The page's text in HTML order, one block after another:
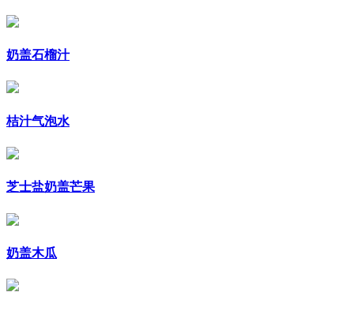
奶盖石榴汁
桔汁气泡水
芝士盐奶盖芒果
奶盖木瓜